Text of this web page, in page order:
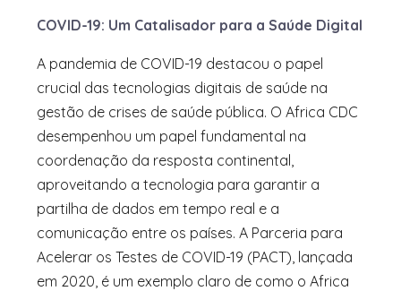
COVID-19: Um Catalisador para a Saúde Digital
A pandemia de COVID-19 destacou o papel
crucial das tecnologias digitais de saúde na
gestão de crises de saúde pública. O Africa CDC
desempenhou um papel fundamental na
coordenação da resposta continental,
aproveitando a tecnologia para garantir a
partilha de dados em tempo real e a
comunicação entre os países. A Parceria para
Acelerar os Testes de COVID-19 (PACT), lançada
em 2020, é um exemplo claro de como o Africa